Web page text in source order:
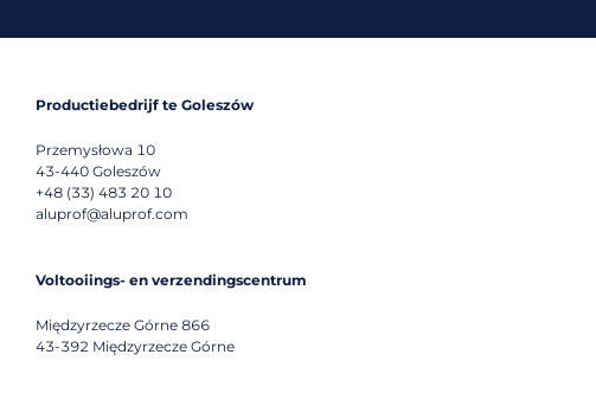
Productiebedrijf te Goleszów
Przemysłowa 10
43-440 Goleszów
+48 (33) 483 20 10
aluprof@aluprof.com
Voltooiings- en verzendingscentrum
Międzyrzecze Górne 866
43-392 Międzyrzecze Górne